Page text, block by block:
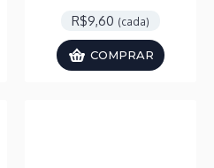
R$9,60 (cada)
COMPRAR